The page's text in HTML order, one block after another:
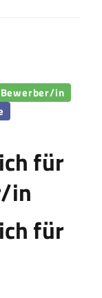
in
für
in
für